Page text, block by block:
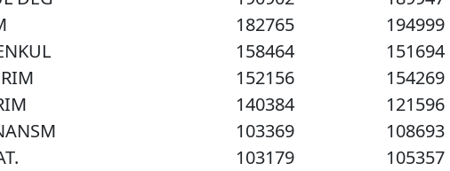
182765
194999
158464
151694
152156
154269
140384
121596
103369
108693
103179
105357